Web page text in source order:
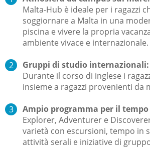
Malta-Hub è ideale per i ragazzi
soggiornare a Malta in una
piscina e vivere la propria
ambiente vivace e internazionale.
Gruppi di studio internazionali:
Durante il corso di inglese i
insieme a ragazzi provenienti da
Ampio programma per il
Explorer, Adventurer e
varietà con escursioni, tempo in
attività serali e iniziative di